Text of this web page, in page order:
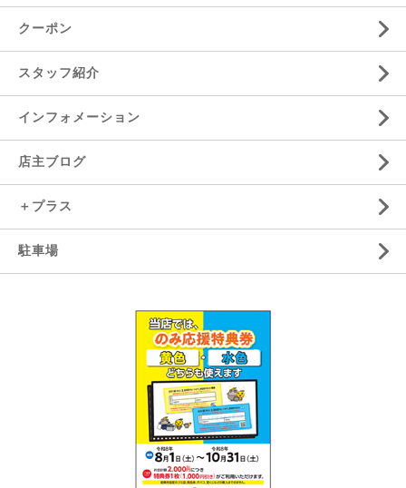
クーポン
スタッフ紹介
インフォメーション
店主ブログ
＋プラス
駐車場